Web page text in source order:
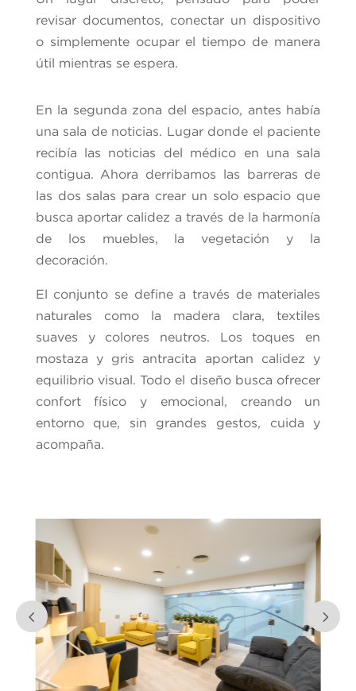
revisar documentos, conectar un dispositivo
o simplemente ocupar el tiempo de manera
útil mientras se espera.
En la segunda zona del espacio, antes había
una sala de noticias. Lugar donde el paciente
recibía las noticias del médico en una sala
contigua. Ahora derribamos las barreras de
las dos salas para crear un solo espacio que
busca aportar calidez a través de la harmonía
de los muebles, la vegetación y la
decoración.
El conjunto se define a través de materiales
naturales como la madera clara, textiles
suaves y colores neutros. Los toques en
mostaza y gris antracita aportan calidez y
equilibrio visual. Todo el diseño busca ofrecer
confort físico y emocional, creando un
entorno que, sin grandes gestos, cuida y
acompaña.